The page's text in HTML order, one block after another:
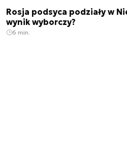
Rosja podsyca podziały w
wynik wyborczy?
6 min.